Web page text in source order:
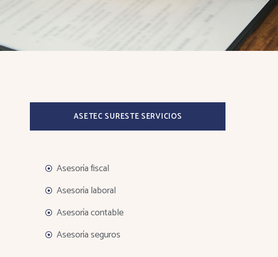
ASETEC SURESTE SERVICIOS
Asesoría fiscal
Asesoría laboral
Asesoría contable
Asesoría seguros